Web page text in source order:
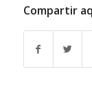
Compartir